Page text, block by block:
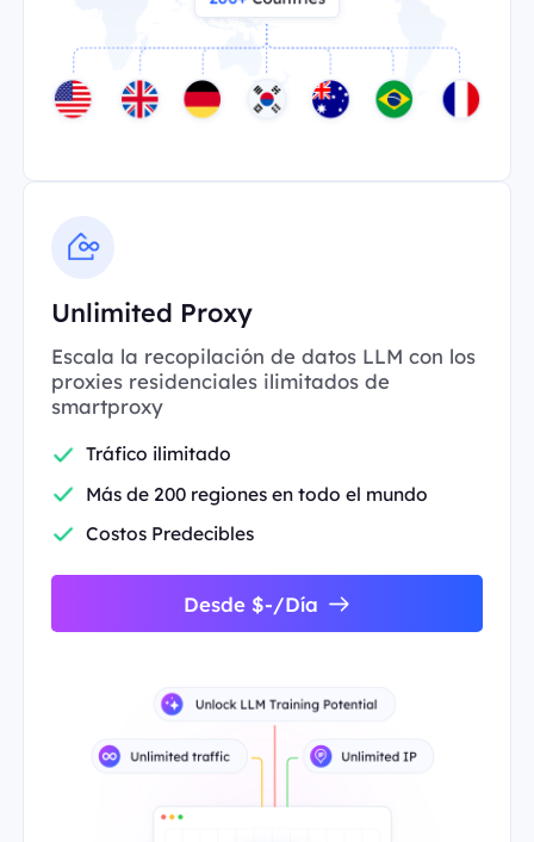
Unlimited Proxy
Escala la recopilación de datos LLM con los
proxies residenciales ilimitados de
smartproxy
Tráfico ilimitado
Más de 200 regiones en todo el mundo
Costos Predecibles
Desde $-/Día